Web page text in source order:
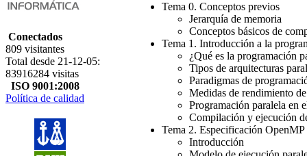
Conectados
809 visitantes
Total desde 21-12-05:
83916284 visitas
ISO 9001:2008
Política de calidad
Tema 0. Conceptos previos
Jerarquía de memoria
Conceptos básicos de
Tema 1. Introducción a la
¿Qué es la programación
Tipos de arquitecturas
Paradigmas de
Medidas de rendimiento
Programación paralela en
Compilación y ejecución
Tema 2. Especificación OpenMP
Introducción